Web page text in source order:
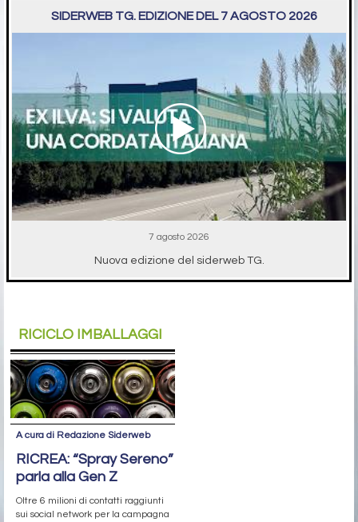
SIDERWEB TG. EDIZIONE DEL 7 AGOSTO 2026
7 agosto 2026
Nuova edizione del siderweb TG.
RICICLO IMBALLAGGI
A cura di Redazione Siderweb
RICREA: “Spray Sereno”
parla alla Gen Z
Oltre 6 milioni di contatti raggiunti
sui social network per la campagna